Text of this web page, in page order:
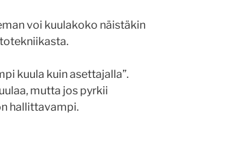
voi kuulakoko näistäkin
kuula kuin asettajalla”.
mutta jos pyrkii
hallittavampi.